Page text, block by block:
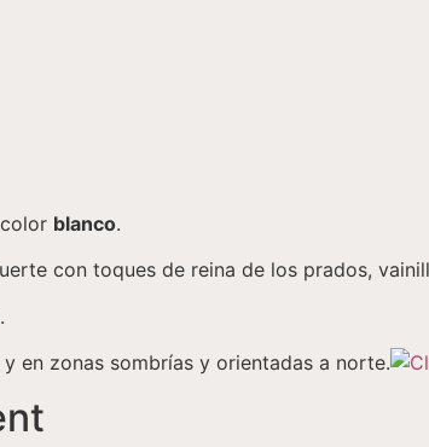
blanco.
con toques de reina de los prados,
en zonas sombrías y orientadas a norte.